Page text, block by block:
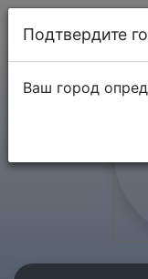
Подтвердите
Ваш город